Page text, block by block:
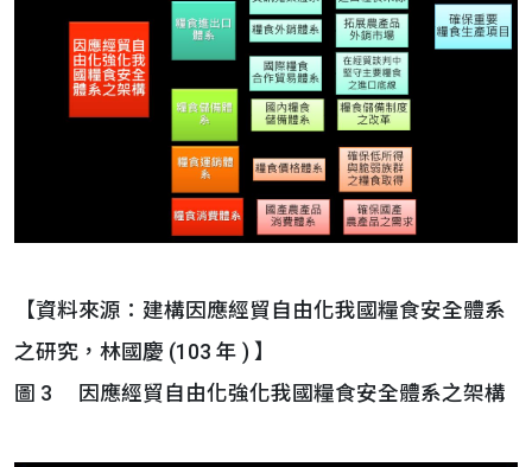
【資料來源：建構因應經貿自由化我國糧食安全體系
之研究，林國慶 (103 年 ) 】
圖 3 因應經貿自由化強化我國糧食安全體系之架構